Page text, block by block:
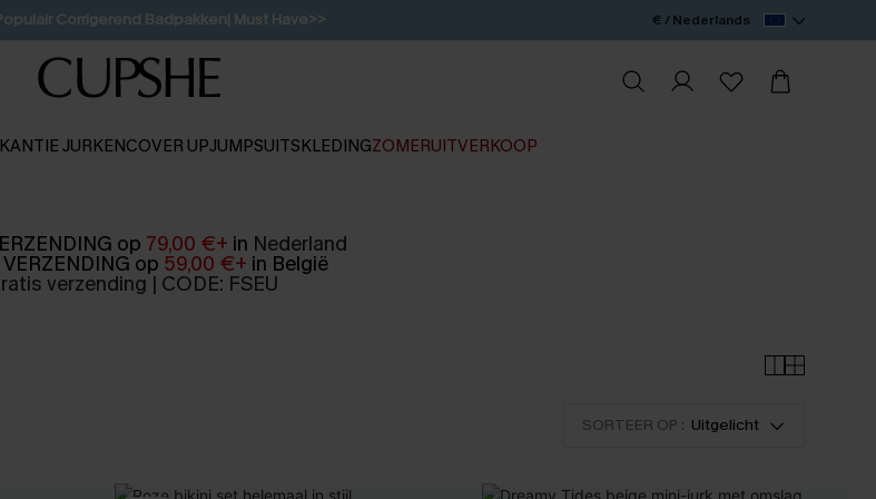
Corrigerend Badpakken| Must Have>>
je & ontvang tot 15% korting>>
15% korting | CODE: SW15
€ / Nederlands
JURKENCOVER UPJUMPSUITSKLEDINGZOMERUITVERKOOP
op 79,00 €+ in Nederland
op 59,00 €+ in België
verzending | CODE: FSEU
SORTEER OP : Uitgelicht